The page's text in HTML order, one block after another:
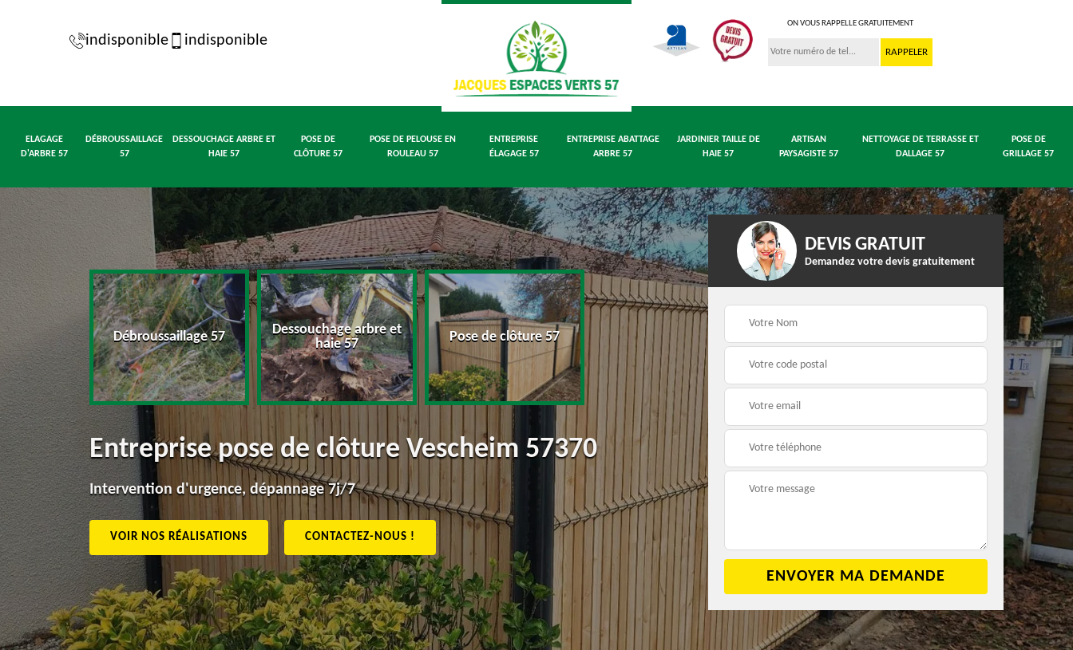
indisponible indisponible
ON VOUS RAPPELLE GRATUITEMENT
ELAGAGE
D'ARBRE 57
DÉBROUSSAILLAGE
57
DESSOUCHAGE ARBRE ET
HAIE 57
POSE DE
CLÔTURE 57
POSE DE PELOUSE EN
ROULEAU 57
ENTREPRISE
ÉLAGAGE 57
ENTREPRISE ABATTAGE
ARBRE 57
JARDINIER TAILLE DE
HAIE 57
ARTISAN
PAYSAGISTE 57
NETTOYAGE DE TERRASSE ET
DALLAGE 57
POSE DE
GRILLAGE 57
57 Débroussaillage 57
Dessouchage arbre et
haie 57
Pose de clôture 57
Pose de pelouse en
rouleau 57
Entreprise abattage
arbre 57
Entreprise pose de clôture Vescheim 57370
Intervention d'urgence, dépannage 7j/7
VOIR NOS RÉALISATIONS CONTACTEZ-NOUS !
DEVIS GRATUIT
Demandez votre devis gratuitement